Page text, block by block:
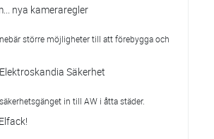
nya kameraregler
större möjligheter till att förebygga och
Säkerhet
in till AW i åtta städer.